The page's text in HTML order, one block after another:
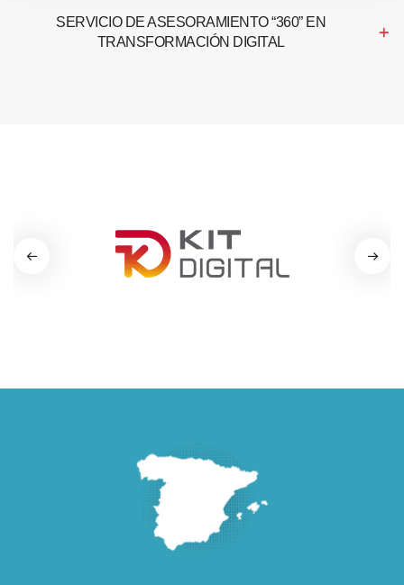
SERVICIO DE ASESORAMIENTO “360” EN
TRANSFORMACIÓN DIGITAL